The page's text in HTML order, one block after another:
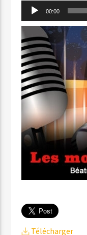
Lecteur 00:00
Télécharger